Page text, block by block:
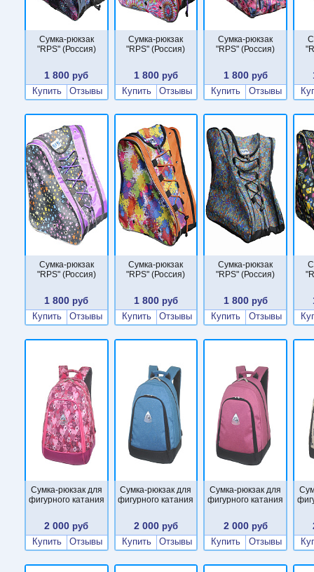
Сумка-рюкзак
"RPS" (Россия)
1 800 руб
Купить
Отзывы
Сумка-рюкзак
"RPS" (Россия)
1 800 руб
Купить
Отзывы
Сумка-рюкзак
"RPS" (Россия)
1 800руб
Купить
Отзывы
Сумка-рюкзак
"RPS" (Россия)
1 800 руб
Купить
Отзывы
Сумка-рюкзак
"RPS" (Россия)
1 800 руб
Купить
Отзывы
Сумка-рюкзак
"RPS" (Россия)
1 800руб
Купить
Отзывы
Сумка-рюкзак для
фигурного катания
2 000 руб
Купить
Отзывы
Сумка-рюкзак для
фигурного катания
2 000 руб
Купить
Отзывы
Сумка-рюкзак для
фигурного катания
2 000руб
Купить
Отзывы